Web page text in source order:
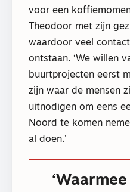
voor een
Theodoor met zijn
waardoor veel
ontstaan. ‘We willen
buurtprojecten eerst
zijn waar de mensen
uitnodigen om eens
Noord te komen
al doen.’